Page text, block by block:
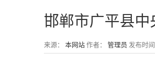
邯郸市广平县
来源： 本网站 作者： 管理员 发布时